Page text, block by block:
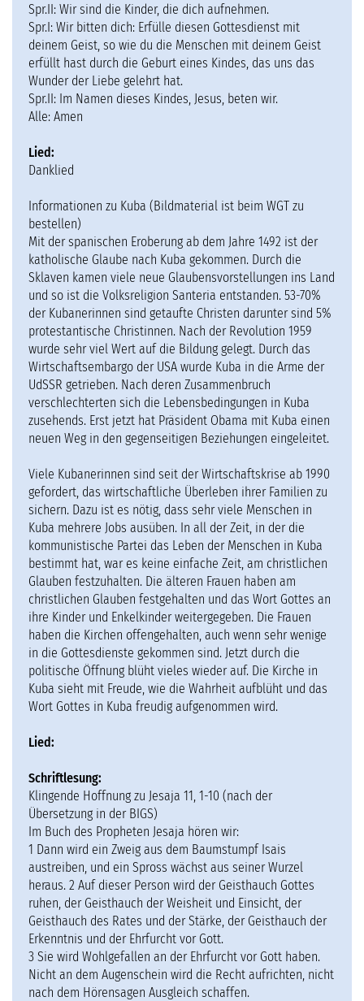
Spr.II: Wir sind die Kinder, die dich aufnehmen.
Spr.I: Wir bitten dich: Erfülle diesen Gottesdienst mit
deinem Geist, so wie du die Menschen mit deinem Geist
erfüllt hast durch die Geburt eines Kindes, das uns das
Wunder der Liebe gelehrt hat.
Spr.II: Im Namen dieses Kindes, Jesus, beten wir.
Alle: Amen
Lied:
Danklied
Informationen zu Kuba (Bildmaterial ist beim WGT zu
bestellen)
Mit der spanischen Eroberung ab dem Jahre 1492 ist der
katholische Glaube nach Kuba gekommen. Durch die
Sklaven kamen viele neue Glaubensvorstellungen ins Land
und so ist die Volksreligion Santeria entstanden. 53-70%
der Kubanerinnen sind getaufte Christen darunter sind 5%
protestantische Christinnen. Nach der Revolution 1959
wurde sehr viel Wert auf die Bildung gelegt. Durch das
Wirtschaftsembargo der USA wurde Kuba in die Arme der
UdSSR getrieben. Nach deren Zusammenbruch
verschlechterten sich die Lebensbedingungen in Kuba
zusehends. Erst jetzt hat Präsident Obama mit Kuba einen
neuen Weg in den gegenseitigen Beziehungen eingeleitet.
Viele Kubanerinnen sind seit der Wirtschaftskrise ab 1990
gefordert, das wirtschaftliche Überleben ihrer Familien zu
sichern. Dazu ist es nötig, dass sehr viele Menschen in
Kuba mehrere Jobs ausüben. In all der Zeit, in der die
kommunistische Partei das Leben der Menschen in Kuba
bestimmt hat, war es keine einfache Zeit, am christlichen
Glauben festzuhalten. Die älteren Frauen haben am
christlichen Glauben festgehalten und das Wort Gottes an
ihre Kinder und Enkelkinder weitergegeben. Die Frauen
haben die Kirchen offengehalten, auch wenn sehr wenige
in die Gottesdienste gekommen sind. Jetzt durch die
politische Öffnung blüht vieles wieder auf. Die Kirche in
Kuba sieht mit Freude, wie die Wahrheit aufblüht und das
Wort Gottes in Kuba freudig aufgenommen wird.
Lied:
Schriftlesung:
Klingende Hoffnung zu Jesaja 11, 1-10 (nach der
Übersetzung in der BIGS)
Im Buch des Propheten Jesaja hören wir:
1 Dann wird ein Zweig aus dem Baumstumpf Isais
austreiben, und ein Spross wächst aus seiner Wurzel
heraus. 2 Auf dieser Person wird der Geisthauch Gottes
ruhen, der Geisthauch der Weisheit und Einsicht, der
Geisthauch des Rates und der Stärke, der Geisthauch der
Erkenntnis und der Ehrfurcht vor Gott.
3 Sie wird Wohlgefallen an der Ehrfurcht vor Gott haben.
Nicht an dem Augenschein wird die Recht aufrichten, nicht
nach dem Hörensagen Ausgleich schaffen.